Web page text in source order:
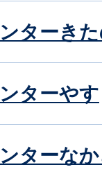
ターき
ターやす
ターな